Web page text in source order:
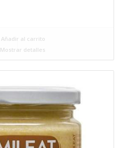
Añadir al carrito
Mostrar detalles